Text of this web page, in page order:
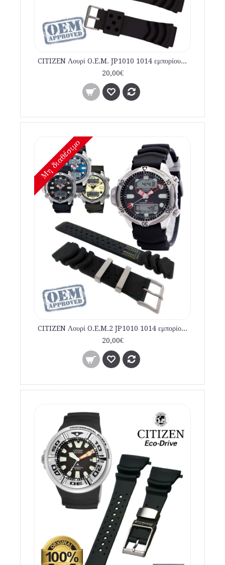
CITIZEN Λουρί O.E.M. JP1010 1014 εμπορίου καταδυτικό
20,00€
Mη διαθέσιμο
CITIZEN Λουρί O.E.M.2 JP1010 1014 εμπορίου καταδυτικό
20,00€